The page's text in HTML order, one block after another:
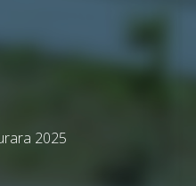
2025